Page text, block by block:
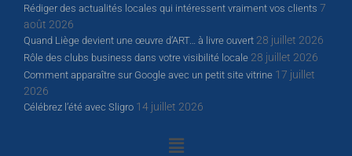
Rédiger des actualités locales qui intéressent vraiment vos clients 7
août 2026
Quand Liège devient une œuvre d’ART… à livre ouvert 28 juillet 2026
Rôle des clubs business dans votre visibilité locale 28 juillet 2026
Comment apparaître sur Google avec un petit site vitrine 17 juillet
2026
Célébrez l’été avec Sligro 14 juillet 2026